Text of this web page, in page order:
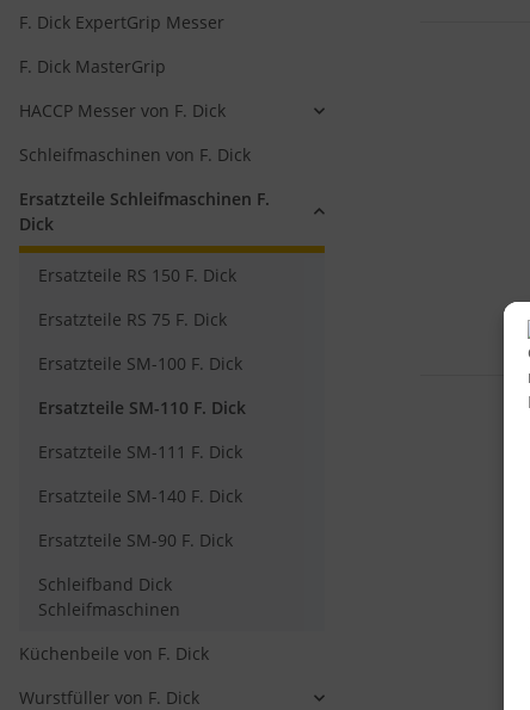
F. Dick ExpertGrip Messer
F. Dick MasterGrip
HACCP Messer von F. Dick
Schleifmaschinen von F. Dick
Ersatzteile Schleifmaschinen F.
Dick
Ersatzteile RS 150 F. Dick
Ersatzteile RS 75 F. Dick
Ersatzteile SM-100 F. Dick
Ersatzteile SM-110 F. Dick
Ersatzteile SM-111 F. Dick
Ersatzteile SM-140 F. Dick
Ersatzteile SM-90 F. Dick
Schleifband Dick
Schleifmaschinen
Küchenbeile von F. Dick
Wurstfüller von F. Dick